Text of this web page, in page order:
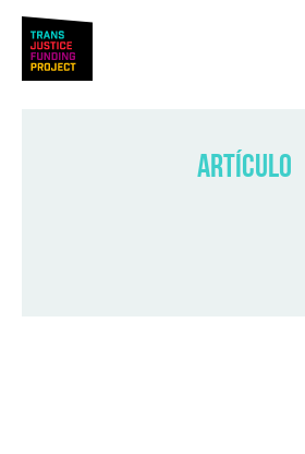
Trans Justice
Artículo